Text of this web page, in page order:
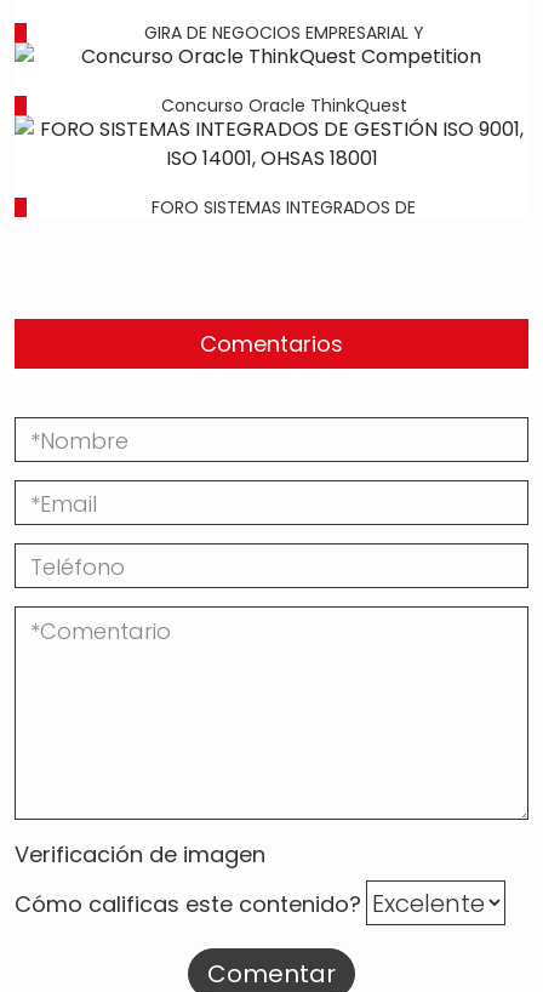
GIRA DE NEGOCIOS EMPRESARIAL Y
Concurso Oracle ThinkQuest
FORO SISTEMAS INTEGRADOS DE
Comentarios
Verificación de imagen
Cómo calificas este contenido?
Comentar